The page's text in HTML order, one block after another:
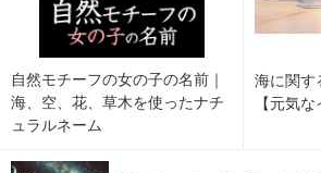
自然モチーフの女の子の名前｜
海、空、花、草木を使ったナチ
ュラルネーム
海に関す
【元気